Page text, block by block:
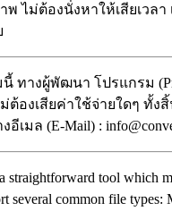
ไม่ต้องนั่งหาให้เสียเวล
ทางผู้พัฒนา โปรแกรม
ต้องเสียค่าใช้จ่ายใดๆ ทั้
มล (E-Mail) :
straightforward tool which
several common file